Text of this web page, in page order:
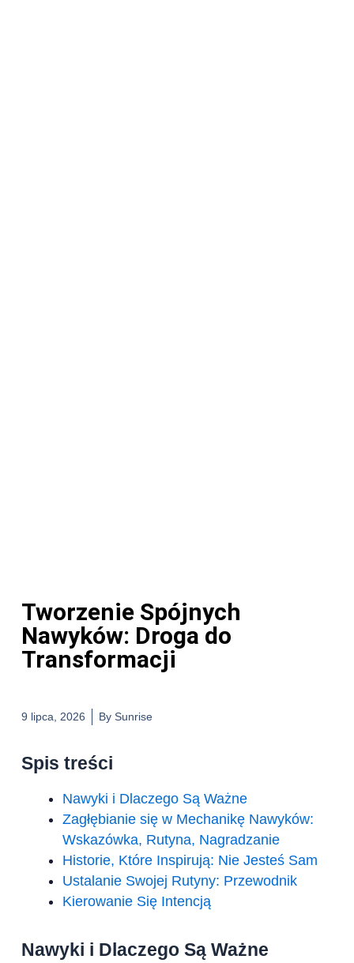
Tworzenie Spójnych
Nawyków: Droga do
Transformacji
9 lipca, 2026 BySunrise
Spis treści
Nawyki i Dlaczego Są Ważne
Zagłębianie się w Mechanikę Nawyków:
Wskazówka, Rutyna, Nagradzanie
Historie, Które Inspirują: Nie Jesteś Sam
Ustalanie Swojej Rutyny: Przewodnik
Kierowanie Się Intencją
Nawyki i Dlaczego Są Ważne